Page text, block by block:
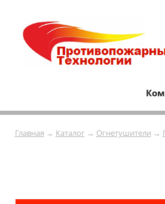
Главная → Каталог → Огнетушители →